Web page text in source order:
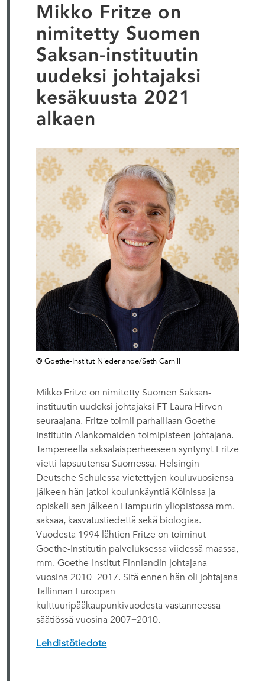
Mikko Fritze on
nimitetty Suomen
Saksan-instituutin
uudeksi johtajaksi
kesäkuusta 2021
alkaen
© Goethe-Institut Niederlande/Seth Carnill
Mikko Fritze on nimitetty Suomen Saksan-
instituutin uudeksi johtajaksi FT Laura Hirven
seuraajana. Fritze toimii parhaillaan Goethe-
Institutin Alankomaiden-toimipisteen johtajana.
Tampereella saksalaisperheeseen syntynyt Fritze
vietti lapsuutensa Suomessa. Helsingin
Deutsche Schulessa vietettyjen kouluvuosiensa
jälkeen hän jatkoi koulunkäyntiä Kölnissa ja
opiskeli sen jälkeen Hampurin yliopistossa mm.
saksaa, kasvatustiedettä sekä biologiaa.
Vuodesta 1994 lähtien Fritze on toiminut
Goethe-Institutin palveluksessa viidessä maassa,
mm. Goethe-Institut Finnlandin johtajana
vuosina 2010−2017. Sitä ennen hän oli johtajana
Tallinnan Euroopan
kulttuuripääkaupunkivuodesta vastanneessa
säätiössä vuosina 2007−2010.
Lehdistötiedote